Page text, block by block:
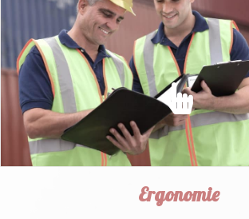
prévenir les risques d'accidents et
salariés.
EN SAVOIR PLUS
Ergonomie